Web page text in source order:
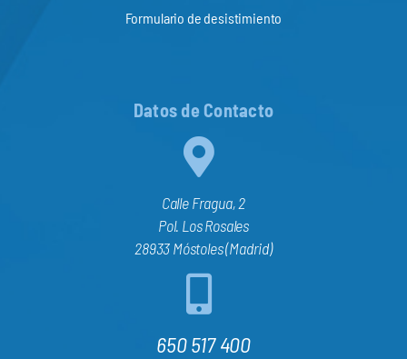
Formulario de desistimiento
Datos de Contacto
Calle Fragua, 2
Pol. Los Rosales
28933 Móstoles (Madrid)
650 517 400